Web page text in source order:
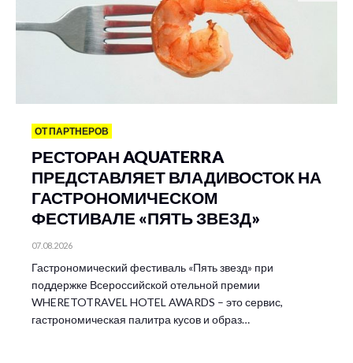
ОТ ПАРТНЕРОВ
РЕСТОРАН AQUATERRA
ПРЕДСТАВЛЯЕТ ВЛАДИВОСТОК НА
ГАСТРОНОМИЧЕСКОМ
ФЕСТИВАЛЕ «ПЯТЬ ЗВЕЗД»
07.08.2026
Гастрономический фестиваль «Пять звезд» при
поддержке Всероссийской отельной премии
WHERETOTRAVEL HOTEL AWARDS – это сервис,
гастрономическая палитра кусов и образ…